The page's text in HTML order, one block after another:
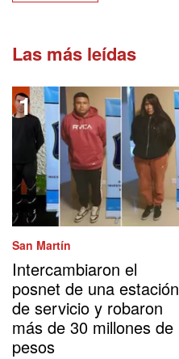
Las más leídas
San Martín
Intercambiaron el
posnet de una estación
de servicio y robaron
más de 30 millones de
pesos